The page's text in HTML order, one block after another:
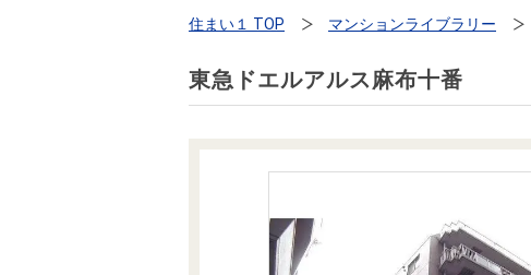
買いたいTOP
売りたいTOP
店舗案内TOP
店舗のご案内（首都圏）
会社情報TOP
採用情報TOP
住まい１ TOP マンションライブラリー
東急ドエルアルス麻布十番